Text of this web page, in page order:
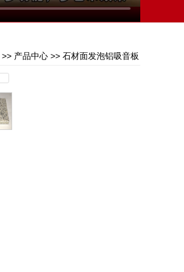
>> 产品中心 >> 石材面发泡铝吸音板